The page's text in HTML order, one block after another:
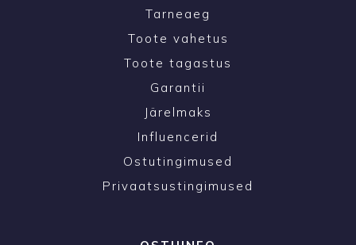
Tarneaeg
Toote vahetus
Toote tagastus
Garantii
Järelmaks
Influencerid
Ostutingimused
Privaatsustingimused